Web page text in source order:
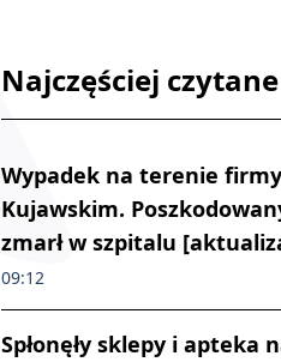
Najczęściej czytane
Wypadek na terenie
Kujawskim.
zmarł w szpitalu
09:12
Spłonęły sklepy i apteka